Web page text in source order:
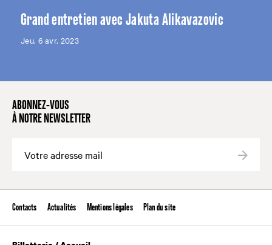
Grand entretien avec Jakuta Alikavazovic
Jeu. 6 avr. 2023
ABONNEZ-VOUS
À NOTRE NEWSLETTER
Contacts Actualités Mentions légales Plan du site